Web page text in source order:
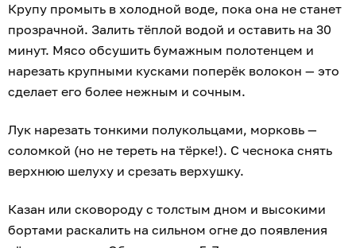
Крупу промыть в холодной воде, пока она не станет
прозрачной. Залить тёплой водой и оставить на 30
минут. Мясо обсушить бумажным полотенцем и
нарезать крупными кусками поперёк волокон — это
сделает его более нежным и сочным.
Лук нарезать тонкими полукольцами, морковь —
соломкой (но не тереть на тёрке!). С чеснока снять
верхнюю шелуху и срезать верхушку.
Казан или сковороду с толстым дном и высокими
бортами раскалить на сильном огне до появления